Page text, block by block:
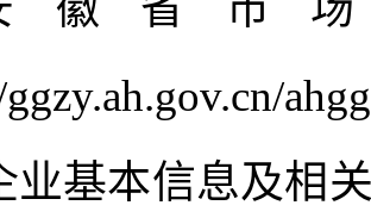
业基本信息及相